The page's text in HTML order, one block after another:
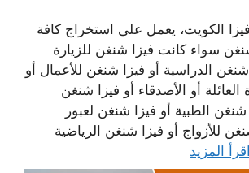
الكويت، يعمل على استخراج كافة
سواء كانت فيزا شنغن للزيارة
شنغن الدراسية أو فيزا شنغن للأعمال أو
العائلة أو الأصدقاء أو فيزا شنغن
شنغن الطبية أو فيزا شنغن لعبور
للأزواج أو فيزا شنغن الرياضية
اقرأ المزيد